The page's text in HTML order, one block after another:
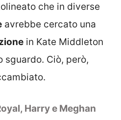
che in diverse
avrebbe cercato una
in Kate Middleton
sguardo. Ciò, però,
Harry e Meghan